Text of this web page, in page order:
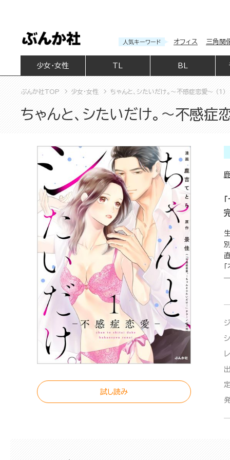
人気キーワード オフィス 三角関
少女・女性 BL
ぶんか社TOP 少女・女性 ちゃんと、シたいだけ。～不感症恋愛～ （1）
ちゃんと、シたいだけ。～不感症
試し読み